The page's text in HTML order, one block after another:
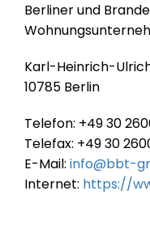
Berliner und
Karl-Heinrich-
10785 Berlin
Telefon: +49 30
Telefax: +49 30
E-Mail: info@bbt-
Internet: https://